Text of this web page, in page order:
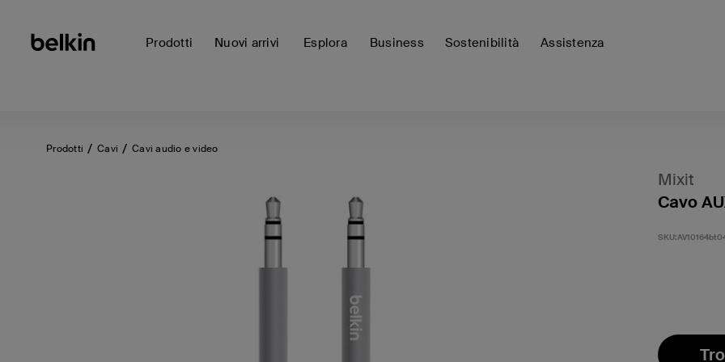
Prodotti Nuovi arrivi Esplora Business Sostenibilità Assistenza
Prodotti Cavi Cavi audio e video
Mixit
Cavo
SKU: